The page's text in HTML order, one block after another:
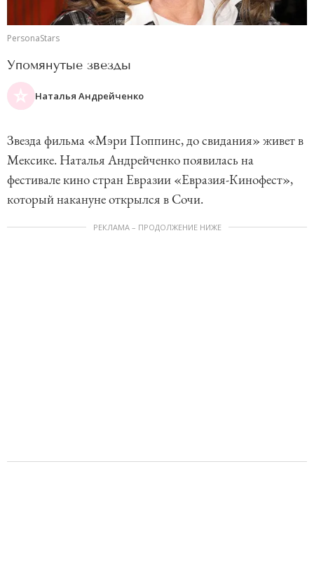
PersonaStars
Упомянутые звезды
Наталья Андрейченко
Звезда фильма «Мэри Поппинс, до свидания» живет в
Мексике. Наталья Андрейченко появилась на
фестивале кино стран Евразии «Евразия-Кинофест»,
который накануне открылся в Сочи.
РЕКЛАМА – ПРОДОЛЖЕНИЕ НИЖЕ